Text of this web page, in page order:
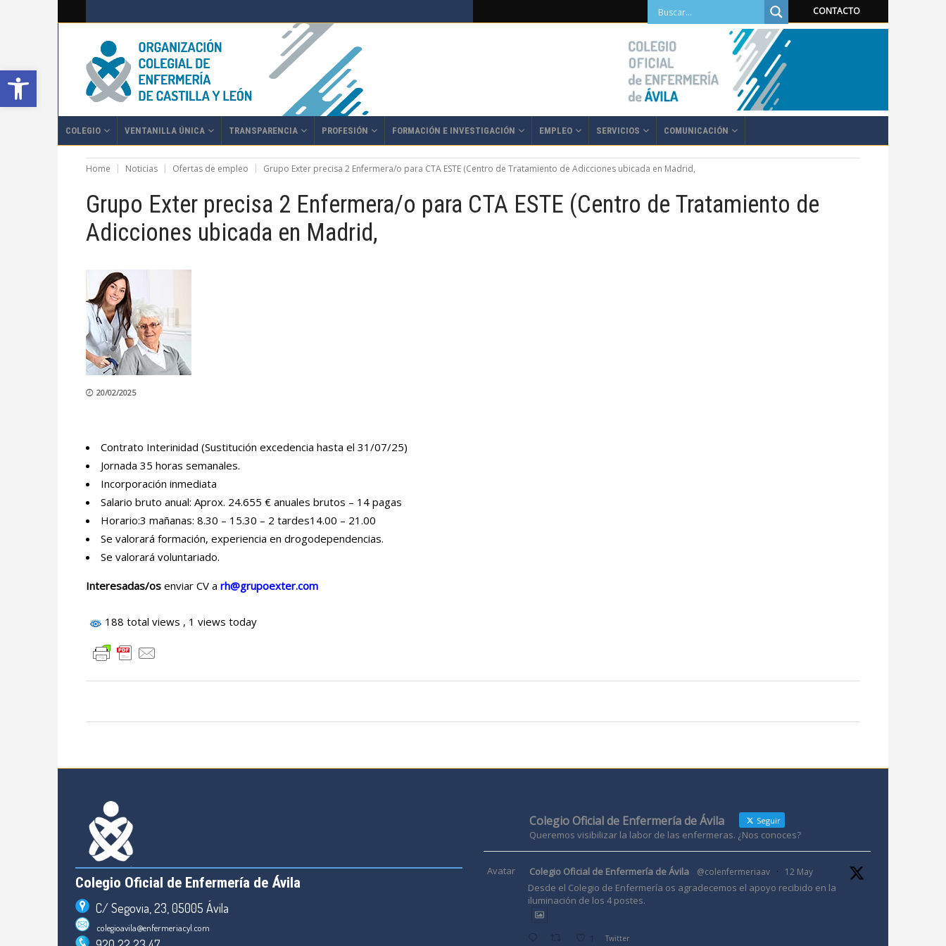
Abrir barra de herramientas
CONTACTO
COLEGIO VENTANILLA ÚNICA TRANSPARENCIA PROFESIÓN FORMACIÓN E INVESTIGACIÓN EMPLEO SERVICIOS COMUNICACIÓN
Home Noticias Ofertas de empleo Grupo Exter precisa 2 Enfermera/o para CTA ESTE (Centro de Tratamiento de Adicciones ubicada en Madrid,
Grupo Exter precisa 2 Enfermera/o para CTA ESTE (Centro de Tratamiento de
Adicciones ubicada en Madrid,
20/02/2025
Contrato Interinidad (Sustitución excedencia hasta el 31/07/25)
Jornada 35 horas semanales.
Incorporación inmediata
Salario bruto anual: Aprox. 24.655 € anuales brutos – 14 pagas
Horario:3 mañanas: 8.30 – 15.30 – 2 tardes14.00 – 21.00
Se valorará formación, experiencia en drogodependencias.
Se valorará voluntariado.
Interesadas/os enviar CV a rh@grupoexter.com
188 total views , 1 views today
Colegio Oficial de Enfermería de Ávila
C/ Segovia, 23, 05005 Ávila
colegioavila@enfermeriacyl.com
Colegio Oficial de Enfermería de Ávila Seguir
Queremos visibilizar la labor de las enfermeras. ¿Nos conoces?
Avatar Colegio Oficial de Enfermería de Ávila @colenfermeriaav · 12 May
Desde el Colegio de Enfermería os agradecemos el apoyo recibido en la
iluminación de los 4 postes.
1 Twitter